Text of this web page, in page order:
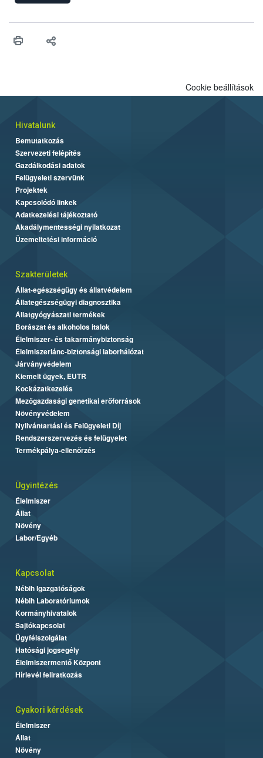
Cookie beállítások
Hivatalunk
Bemutatkozás
Szervezeti felépítés
Gazdálkodási adatok
Felügyeleti szervünk
Projektek
Kapcsolódó linkek
Adatkezelési tájékoztató
Akadálymentességi nyilatkozat
Üzemeltetési információ
Szakterületek
Állat-egészségügy és állatvédelem
Állategészségügyi diagnosztika
Állatgyógyászati termékek
Borászat és alkoholos italok
Élelmiszer- és takarmánybiztonság
Élelmiszerlánc-biztonsági laborhálózat
Járványvédelem
Kiemelt ügyek, EUTR
Kockázatkezelés
Mezőgazdasági genetikai erőforrások
Növényvédelem
Nyilvántartási és Felügyeleti Díj
Rendszerszervezés és felügyelet
Termékpálya-ellenőrzés
Ügyintézés
Élelmiszer
Állat
Növény
Labor/Egyéb
Kapcsolat
Nébih Igazgatóságok
Nébih Laboratóriumok
Kormányhivatalok
Sajtókapcsolat
Ügyfélszolgálat
Hatósági jogsegély
Élelmiszermentő Központ
Hírlevél feliratkozás
Gyakori kérdések
Élelmiszer
Állat
Növény